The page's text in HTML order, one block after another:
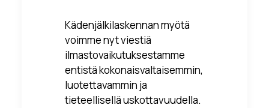
Kädenjälkilaskennan myötä
voimme nyt viestiä
ilmastovaikutuksestamme
entistä kokonaisvaltaisemmin,
luotettavammin ja
tieteellisellä uskottavuudella.